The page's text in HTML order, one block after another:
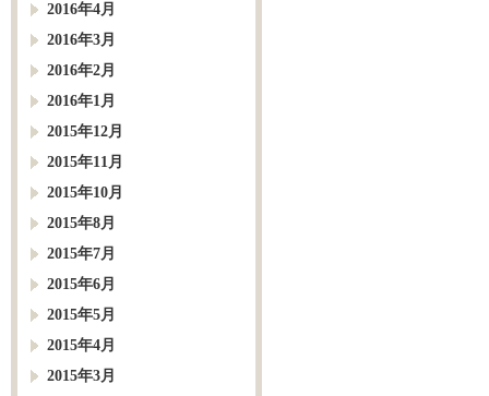
2016年4月
2016年3月
2016年2月
2016年1月
2015年12月
2015年11月
2015年10月
2015年8月
2015年7月
2015年6月
2015年5月
2015年4月
2015年3月